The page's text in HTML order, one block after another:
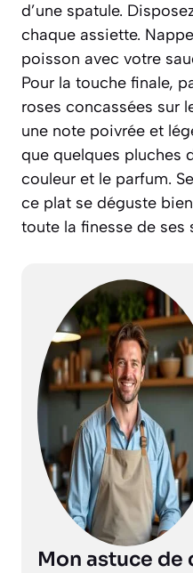
d’une spatule.
chaque assiette.
poisson avec votre
Pour la touche finale,
roses concassées sur
une note poivrée et
que quelques pluches
couleur et le parfum.
ce plat se déguste
toute la finesse de ses
Mon astuce de